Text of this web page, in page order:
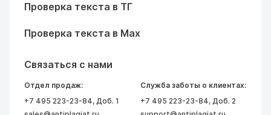
Проверка текста в ТГ
Проверка текста в Max
Связаться с нами
Отдел продаж:
+7 495 223-23-84, Доб. 1
Служба заботы о клиентах:
+7 495 223-23-84, Доб. 2